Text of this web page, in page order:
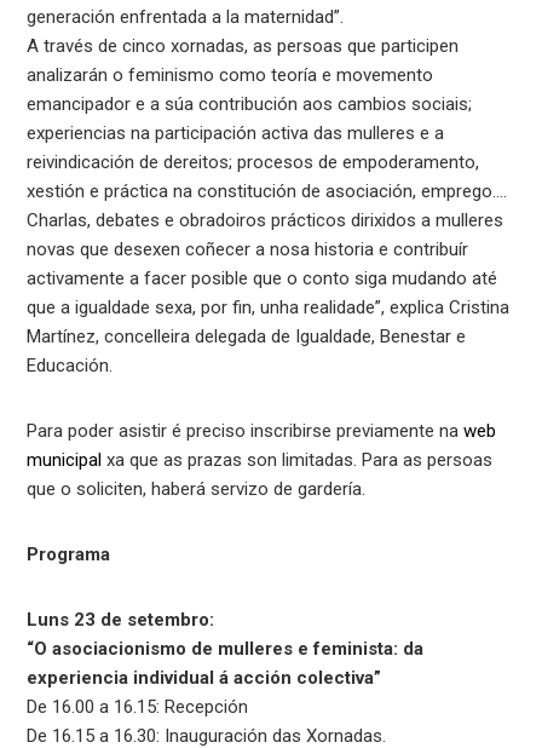
generación enfrentada a la maternidad”.
A través de cinco xornadas, as persoas que participen
analizarán o feminismo como teoría e movemento
emancipador e a súa contribución aos cambios sociais;
experiencias na participación activa das mulleres e a
reivindicación de dereitos; procesos de empoderamento,
xestión e práctica na constitución de asociación, emprego….
Charlas, debates e obradoiros prácticos dirixidos a mulleres
novas que desexen coñecer a nosa historia e contribuír
activamente a facer posible que o conto siga mudando até
que a igualdade sexa, por fin, unha realidade”, explica Cristina
Martínez, concelleira delegada de Igualdade, Benestar e
Educación.
Para poder asistir é preciso inscribirse previamente naweb
municipal xa que as prazas son limitadas. Para as persoas
que o soliciten, haberá servizo de gardería.
Programa
Luns 23 de setembro:
“O asociacionismo de mulleres e feminista: da
experiencia individual á acción colectiva”
De 16.00 a 16.15: Recepción
De 16.15 a 16.30: Inauguración das Xornadas.